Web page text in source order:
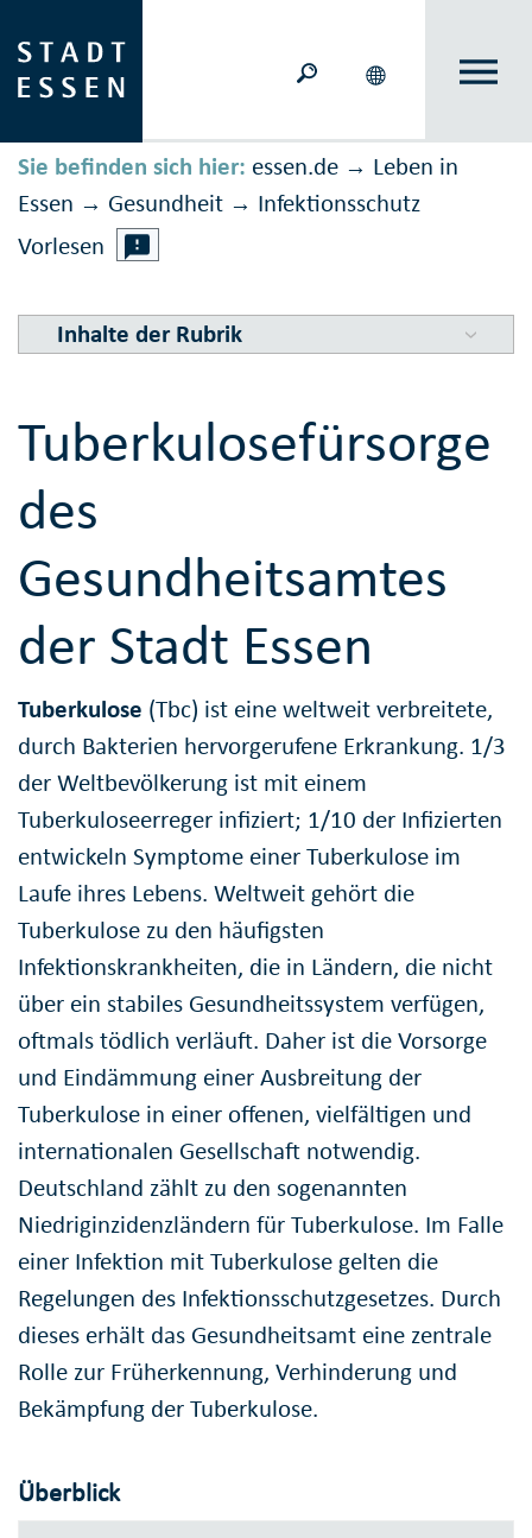
Sie befinden sich hier: essen.de → Leben in
Essen → Gesundheit → Infektions­schutz
Vorlesen
Inhalte der Rubrik
Tuberkulosefürsorge
des
Gesundheitsamtes
der Stadt Essen
Tuberkulose (Tbc) ist eine weltweit verbreitete,
durch Bakterien hervorgerufene Erkrankung. 1/3
der Weltbevölkerung ist mit einem
Tuberkuloseerreger infiziert; 1/10 der Infizierten
entwickeln Symptome einer Tuberkulose im
Laufe ihres Lebens. Weltweit gehört die
Tuberkulose zu den häufigsten
Infektionskrankheiten, die in Ländern, die nicht
über ein stabiles Gesundheitssystem verfügen,
oftmals tödlich verläuft. Daher ist die Vorsorge
und Eindämmung einer Ausbreitung der
Tuberkulose in einer offenen, vielfältigen und
internationalen Gesellschaft notwendig.
Deutschland zählt zu den sogenannten
Niedriginzidenzländern für Tuberkulose. Im Falle
einer Infektion mit Tuberkulose gelten die
Regelungen des Infektionsschutzgesetzes. Durch
dieses erhält das Gesundheitsamt eine zentrale
Rolle zur Früherkennung, Verhinderung und
Bekämpfung der Tuberkulose.
Überblick